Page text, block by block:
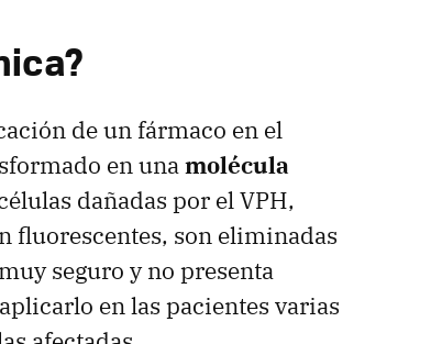
de un fármaco en el
en unamolécula
dañadas por el VPH,
fluorescentes, son eliminadas
seguro y no presenta
en las pacientes varias